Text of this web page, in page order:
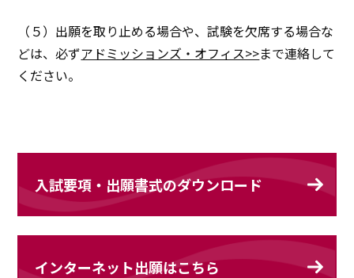
（５）出願を取り止める場合や、試験を欠席する場合な
どは、必ずアドミッションズ・オフィス>>まで連絡して
ください。
入試要項・出願書式のダウンロード
インターネット出願はこちら